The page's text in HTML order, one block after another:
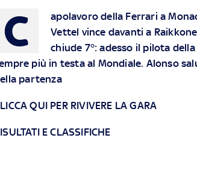
C
apolavoro della Ferrari a
Vettel vince davanti a
chiude 7°: adesso il pilota
più in testa al Mondiale. Alonso
partenza
QUI PER RIVIVERE LA GARA
E CLASSIFICHE